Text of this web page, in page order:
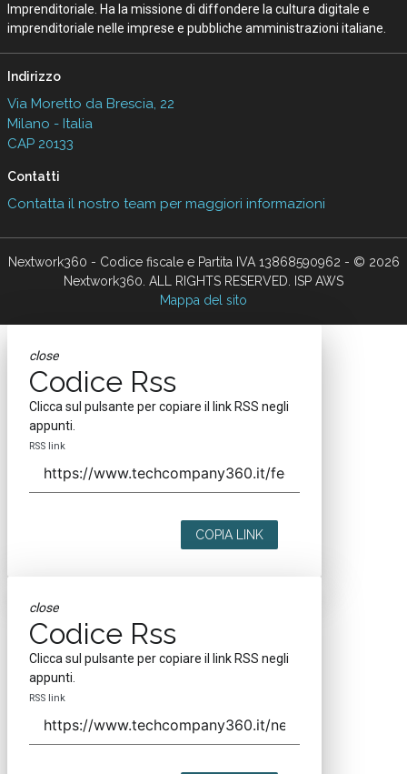
Imprenditoriale. Ha la missione di diffondere la cultura digitale e
imprenditoriale nelle imprese e pubbliche amministrazioni italiane.
Indirizzo
Via Moretto da Brescia, 22
Milano - Italia
CAP 20133
Contatti
Contatta il nostro team per maggiori informazioni
Nextwork360 - Codice fiscale e Partita IVA 13868590962 - © 2026
Nextwork360. ALL RIGHTS RESERVED. ISP AWS
Mappa del sito
close
Codice Rss
Clicca sul pulsante per copiare il link RSS negli
appunti.
RSS link
COPIA LINK
close
Codice Rss
Clicca sul pulsante per copiare il link RSS negli
appunti.
RSS link